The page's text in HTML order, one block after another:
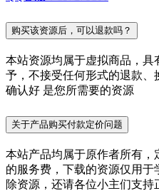
购买该资源后，可以退款吗？
本站资源均属于虚拟商品，
予，不接受任何形式的退款
确认好 是您所需要的资源
关于产品购买付款定价问题
本站产品均属于原作者所有
的服务费，下载的资源仅用于
除资源，还请各位小主们支持